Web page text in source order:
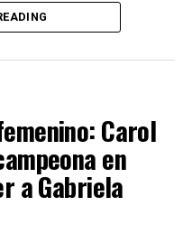
no está completa.
cuando finalicen
remontó
Guerrieri
Carol
en
a Gabriela